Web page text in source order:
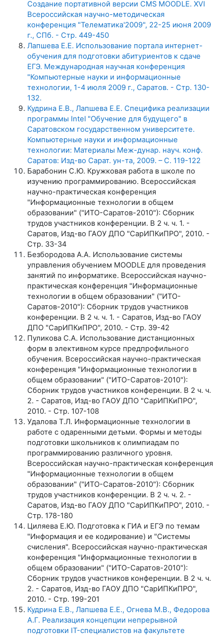
Создание портативной версии CMS MOODLE. XVI
Всероссийская научно-методическая
конференция "Телематика'2009", 22-25 июня 2009
г., СПб. - Стр. 449-450
Лапшева Е.Е. Использование портала интернет-
обучения для подготовки абитуриентов к сдаче
ЕГЭ. Международная научная конференция
"Компьютерные науки и информационные
технологии, 1-4 июля 2009 г., Саратов. - Стр. 130-
132.
Кудрина Е.В., Лапшева Е.Е. Специфика реализации
программы Intel "Обучение для будущего" в
Саратовском государственном университете.
Компьютерные науки и информационные
технологии: Материалы Меж-дунар. науч. конф.
Саратов: Изд-во Сарат. ун-та, 2009. – С. 119-122
Барабонин С.Ю. Кружковая работа в школе по
изучению программированию. Всероссийская
научно-практическая конференция
"Информационные технологии в общем
образовании" ("ИТО-Саратов-2010"): Сборник
трудов участников конференции. В 2 ч. ч. 1. -
Саратов, Изд-во ГАОУ ДПО "СарИПКиПРО", 2010. -
Стр. 33-34
Безбородова А.А. Использование системы
управления обучением MOODLE для проведения
занятий по информатике. Всероссийская научно-
практическая конференция "Информационные
технологии в общем образовании" ("ИТО-
Саратов-2010"): Сборник трудов участников
конференции. В 2 ч. ч. 1. - Саратов, Изд-во ГАОУ
ДПО "СарИПКиПРО", 2010. - Стр. 39-42
Пуликова С.А. Использование дистанционных
форм в элективном курсе предпрофильного
обучения. Всероссийская научно-практическая
конференция "Информационные технологии в
общем образовании" ("ИТО-Саратов-2010"):
Сборник трудов участников конференции. В 2 ч. ч.
2. - Саратов, Изд-во ГАОУ ДПО "СарИПКиПРО",
2010. - Стр. 107-108
Удалова Т.Л. Информационные технологии в
работе с одаренными детьми. Формы и методы
подготовки школьников к олимпиадам по
программированию различного уровня.
Всероссийская научно-практическая конференция
"Информационные технологии в общем
образовании" ("ИТО-Саратов-2010"): Сборник
трудов участников конференции. В 2 ч. ч. 2. -
Саратов, Изд-во ГАОУ ДПО "СарИПКиПРО", 2010. -
Стр. 178-180
Циляева Е.Ю. Подготовка к ГИА и ЕГЭ по темам
"Информация и ее кодирование) и "Системы
счисления". Всероссийская научно-практическая
конференция "Информационные технологии в
общем образовании" ("ИТО-Саратов-2010"):
Сборник трудов участников конференции. В 2 ч. ч.
2. - Саратов, Изд-во ГАОУ ДПО "СарИПКиПРО",
2010. - Стр. 199-201
Кудрина Е.В., Лапшева Е.Е., Огнева М.В., Федорова
А.Г. Реализация концепции непрерывной
подготовки IT-специалистов на факультете